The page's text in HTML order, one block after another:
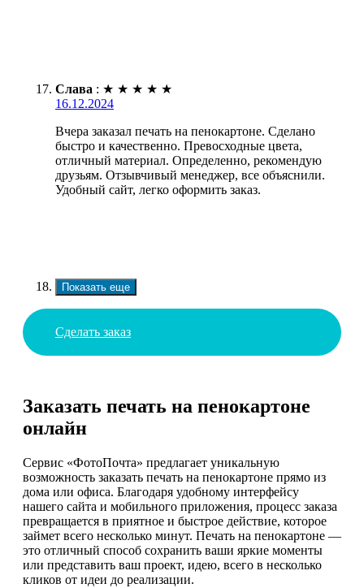
Слава : ★ ★ ★ ★ ★
16.12.2024
Вчера заказал печать на пенокартоне. Сделано
быстро и качественно. Превосходные цвета,
отличный материал. Определенно, рекомендую
друзьям. Отзывчивый менеджер, все объяснили.
Удобный сайт, легко оформить заказ.
Показать еще
Сделать заказ
Заказать печать на пенокартоне
онлайн
Сервис «ФотоПочта» предлагает уникальную
возможность заказать печать на пенокартоне прямо из
дома или офиса. Благодаря удобному интерфейсу
нашего сайта и мобильного приложения, процесс заказа
превращается в приятное и быстрое действие, которое
займет всего несколько минут. Печать на пенокартоне —
это отличный способ сохранить ваши яркие моменты
или представить ваш проект, идею, всего в несколько
кликов от идеи до реализации.